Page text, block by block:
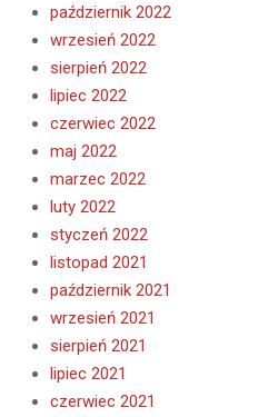
październik 2022
wrzesień 2022
sierpień 2022
lipiec 2022
czerwiec 2022
maj 2022
marzec 2022
luty 2022
styczeń 2022
listopad 2021
październik 2021
wrzesień 2021
sierpień 2021
lipiec 2021
czerwiec 2021